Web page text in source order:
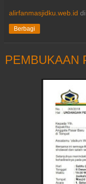
alirfanmasjidku.web.id di
Berbagi
PEMBUKAAN